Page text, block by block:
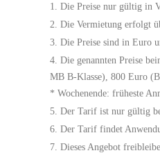
Die Preise nur gültig in
Die Vermietung erfolgt
Die Preise sind in Euro
Die genannten Preise
MB B-Klasse), 800 Euro
* Wochenende: früheste
Der Tarif ist nur gültig
Der Tarif findet
Dieses Angebot